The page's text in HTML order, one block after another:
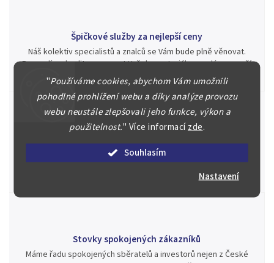
"Používáme cookies, abychom Vám umožnili
pohodlné prohlížení webu a díky analýze provozu
webu neustále zlepšovali jeho funkce, výkon a
použitelnost." Více informacízde.
Souhlasím
Nastavení
Špičkové služby za nejlepší ceny
Náš kolektiv specialistů a znalců se Vám bude plně věnovat.
Posoudíme kvalitu a pravost Vašeho materiálu, prodáme v naší
aukci nebo Vám poradíme kam investovat.
Během té doby jsme v našich aukcích prodali významné sbírky i
jednotlivé kusy unikátních mincí, bankovek, řádů a vyznamenání
Stovky spokojených zákazníků
Máme řadu spokojených sběratelů a investorů nejen z České